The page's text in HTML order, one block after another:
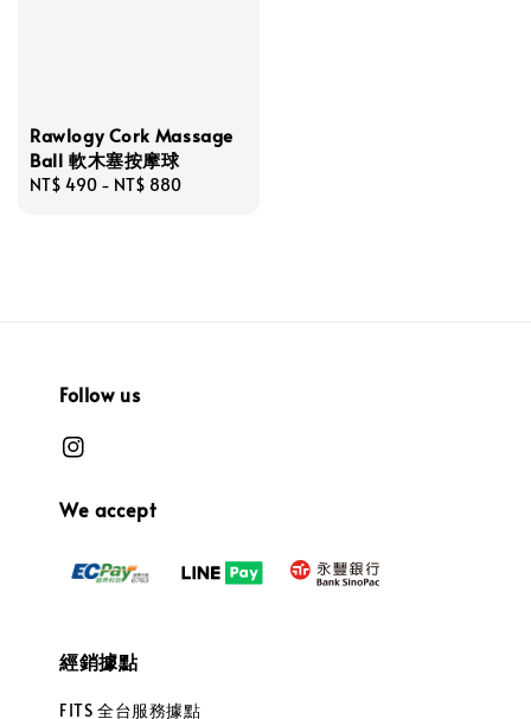
Rawlogy Cork Massage
Ball 軟木塞按摩球
Regular
NT$ 490 - NT$ 880
Follow us
We accept
經銷據點
FITS 全台服務據點